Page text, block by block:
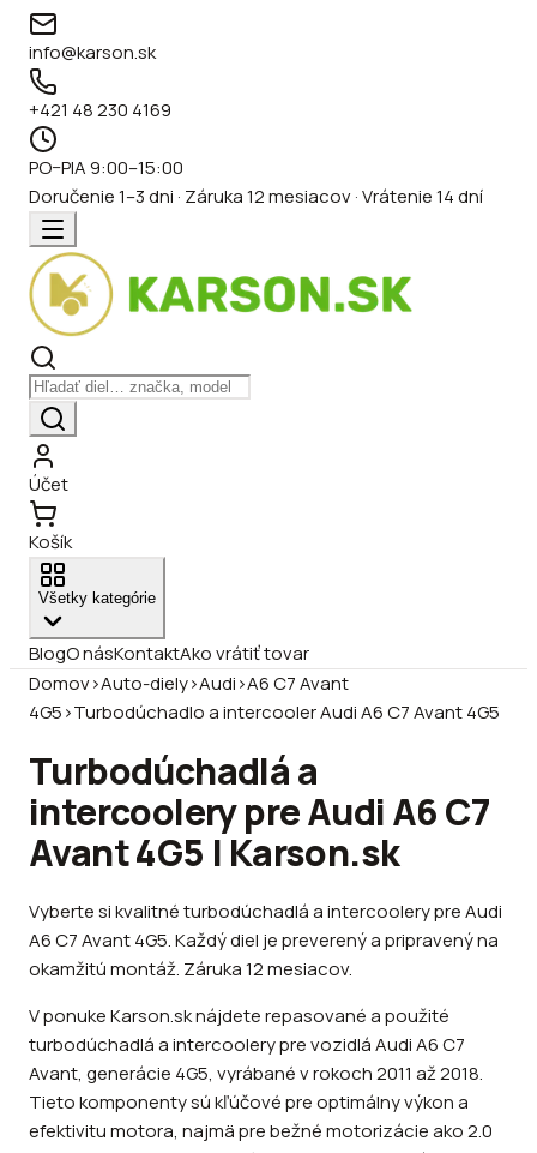
info@karson.sk
+421 48 230 4169
PO–PIA 9:00–15:00
Doručenie 1–3 dni · Záruka 12 mesiacov · Vrátenie 14 dní
Účet
Košík
Všetky kategórie
BlogO násKontaktAko vrátiť tovar
Domov›Auto-diely›Audi›A6 C7 Avant
4G5›Turbodúchadlo a intercooler Audi A6 C7 Avant 4G5
Turbodúchadlá a
intercoolery pre Audi A6 C7
Avant 4G5 | Karson.sk
Vyberte si kvalitné turbodúchadlá a intercoolery pre Audi
A6 C7 Avant 4G5. Každý diel je preverený a pripravený na
okamžitú montáž. Záruka 12 mesiacov.
V ponuke Karson.sk nájdete repasované a použité
turbodúchadlá a intercoolery pre vozidlá Audi A6 C7
Avant, generácie 4G5, vyrábané v rokoch 2011 až 2018.
Tieto komponenty sú kľúčové pre optimálny výkon a
efektivitu motora, najmä pre bežné motorizácie ako 2.0